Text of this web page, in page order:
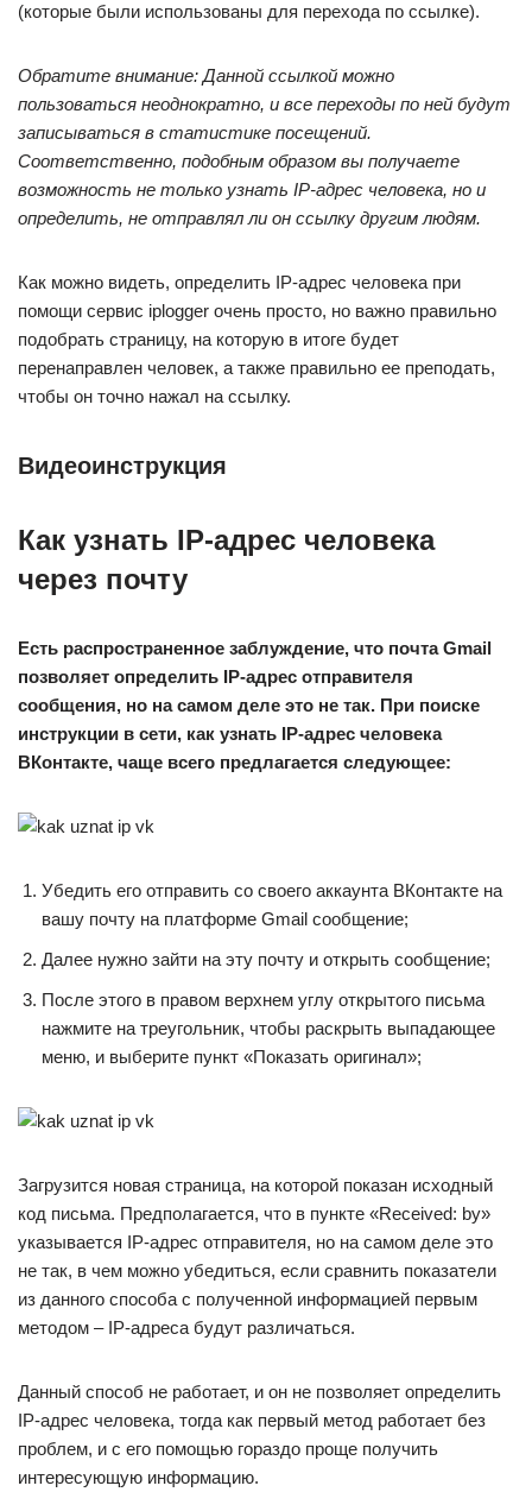
(которые были использованы для перехода по ссылке).
Обратите внимание: Данной ссылкой можно
пользоваться неоднократно, и все переходы по ней будут
записываться в статистике посещений.
Соответственно, подобным образом вы получаете
возможность не только узнать IP-адрес человека, но и
определить, не отправлял ли он ссылку другим людям.
Как можно видеть, определить IP-адрес человека при
помощи сервис iplogger очень просто, но важно правильно
подобрать страницу, на которую в итоге будет
перенаправлен человек, а также правильно ее преподать,
чтобы он точно нажал на ссылку.
Видеоинструкция
Как узнать IP-адрес человека
через почту
Есть распространенное заблуждение, что почта Gmail
позволяет определить IP-адрес отправителя
сообщения, но на самом деле это не так. При поиске
инструкции в сети, как узнать IP-адрес человека
ВКонтакте, чаще всего предлагается следующее:
Убедить его отправить со своего аккаунта ВКонтакте на
вашу почту на платформе Gmail сообщение;
Далее нужно зайти на эту почту и открыть сообщение;
После этого в правом верхнем углу открытого письма
нажмите на треугольник, чтобы раскрыть выпадающее
меню, и выберите пункт «Показать оригинал»;
Загрузится новая страница, на которой показан исходный
код письма. Предполагается, что в пункте «Received: by»
указывается IP-адрес отправителя, но на самом деле это
не так, в чем можно убедиться, если сравнить показатели
из данного способа с полученной информацией первым
методом – IP-адреса будут различаться.
Данный способ не работает, и он не позволяет определить
IP-адрес человека, тогда как первый метод работает без
проблем, и с его помощью гораздо проще получить
интересующую информацию.